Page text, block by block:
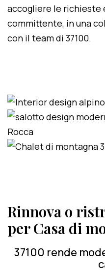
accogliere le richieste
committente, in una
con il team di 37100.
Rinnova o
per Casa di
37100 rende